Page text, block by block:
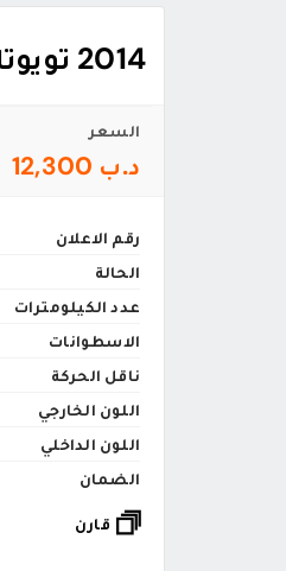
2014 تويوتا لاند كروزر GXR V8
السعر
د.ب 12,300
رقم الاعلان
الحالة
عدد الكيلومترات
الاسطوانات
ناقل الحركة
اللون الخارجي
اللون الداخلي
الضمان
قارن